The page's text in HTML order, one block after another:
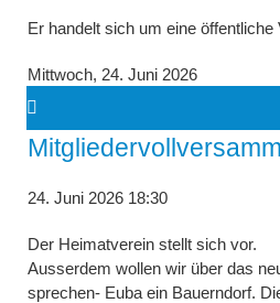
Er handelt sich um eine öffentliche
Mittwoch, 24. Juni 2026
24. Juni 2026 18:30
Der Heimatverein stellt sich vor.
Ausserdem wollen wir über das
sprechen- Euba ein Bauerndorf.